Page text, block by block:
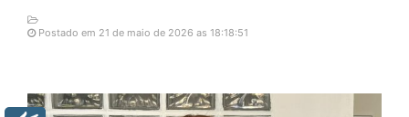
Postado em 21 de maio de 2026 as 18:18:51